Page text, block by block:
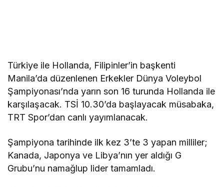
Türkiye ile Hollanda, Filipinler’in başkenti
Manila’da düzenlenen Erkekler Dünya Voleybol
Şampiyonası’nda yarın son 16 turunda Hollanda ile
karşılaşacak. TSİ 10.30’da başlayacak müsabaka,
TRT Spor’dan canlı yayımlanacak.
Şampiyona tarihinde ilk kez 3’te 3 yapan milliler;
Kanada, Japonya ve Libya’nın yer aldığı G
Grubu’nu namağlup lider tamamladı.